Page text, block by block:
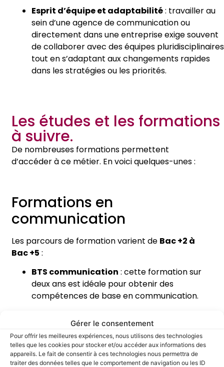
Gérer le consentement
Pour offrir les meilleures expériences, nous utilisons des technologies
telles que les cookies pour stocker et/ou accéder aux informations des
appareils. Le fait de consentir à ces technologies nous permettra de
traiter des données telles que le comportement de navigation ou les ID
Esprit d’équipe et adaptabilité: travailler au
sein d’une agence de communication ou
directement dans une entreprise exige souvent
de collaborer avec des équipes
tout en s’adaptant aux changements rapides
dans les stratégies ou les priorités.
Les études et les formations
à suivre.
De nombreuses formations permettent
d’accéder à ce métier. En voici quelques-unes :
Formations en
communication
Les parcours de formation varient de Bac +2 à
Bac +5 :
BTS communication : cette formation sur
deux ans est idéale pour obtenir des
compétences de base en communication.
DUT Information-Communication
diplôme offre une approche théorique et
pratique complète sur les différents aspects
de la communication.